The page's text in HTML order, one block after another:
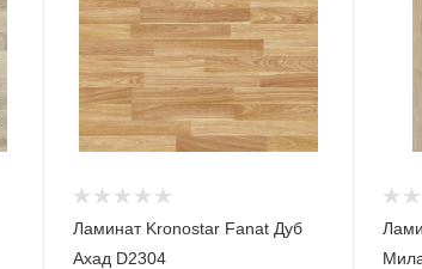
Ламинат Kronostar Fanat Дуб
Ахад D2304